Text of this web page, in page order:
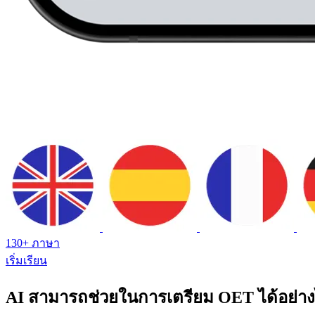
130+ ภาษา
เริ่มเรียน
AI สามารถช่วยในการเตรียม OET ได้อย่า